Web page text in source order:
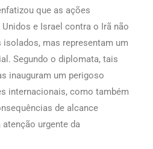
que as ações
e Israel contra o Irã não
mas representam um
Segundo o diplomata, tais
inauguram um perigoso
internacionais, como também
de alcance
urgente da